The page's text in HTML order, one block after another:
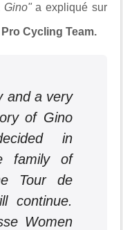
Gino"a expliqué sur
Cycling Team.
and a very
of Gino
in
family of
Tour de
continue.
Women